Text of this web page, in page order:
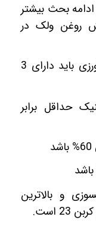
بحث بیشتر
روغن ولک در
روغن ولک یا روغن پارافین مجاز کشاورزی باید دارای 3
حداقل برابر
و بالاترین
است.